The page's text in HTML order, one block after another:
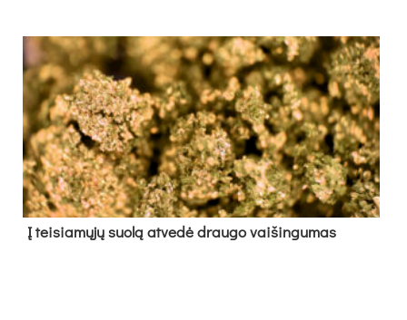
Į tei­sia­mų­jų suo­lą at­ve­dė drau­go vai­šin­gu­mas